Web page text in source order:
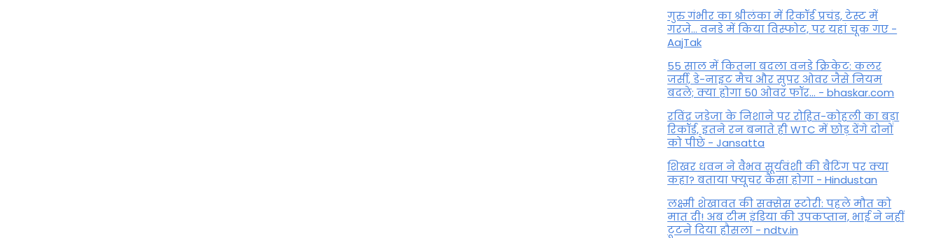
गुरु गंभीर का श्रीलंका में र‍िकॉर्ड प्रचंड, टेस्ट में
गरजे... वनडे में किया व‍िस्फोट, पर यहां चूक गए -
AajTak
55 साल में कितना बदला वनडे क्रिकेट: कलर
जर्सी, डे-नाइट मैच और सुपर ओवर जैसे नियम
बदले; क्या होगा 50 ओवर फॉर... - bhaskar.com
रविंद्र जडेजा के निशाने पर रोहित-कोहली का बड़ा
रिकॉर्ड, इतने रन बनाते ही WTC में छोड़ देंगे दोनों
को पीछे - Jansatta
शिखर धवन ने वैभव सूर्यवंशी की बैटिंग पर क्या
कहा? बताया फ्यूचर कैसा होगा - Hindustan
लक्ष्मी शेखावत की सक्‍सेस स्‍टोरी: पहले मौत को
मात दी! अब टीम इंडिया की उपकप्तान, भाई ने नहीं
टूटने दिया हौसला - ndtv.in